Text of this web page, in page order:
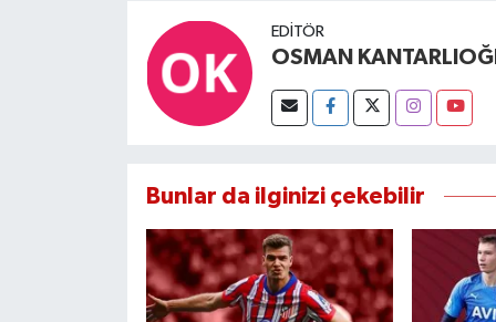
EDITÖR
OSMAN
Bunlar da ilginizi çekebilir